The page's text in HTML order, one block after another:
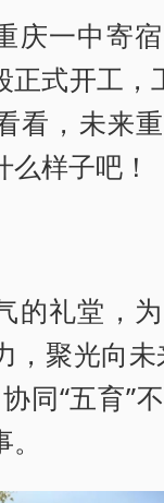
庆一中寄
正式开工，
看，未来
样子吧！
的礼堂，
，聚光向未
同“五育”